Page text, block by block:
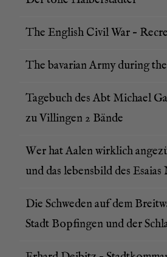
The Eng­lish Civil War –
The bava­ri­an Army during the
Tage­buch des Abt Micha­el
zu Vil­lin­gen 2 Bände
Wer hat Aalen wirk­lich
und das lebens­bild des
Die Schwe­den auf dem
Stadt Bopfin­gen und der